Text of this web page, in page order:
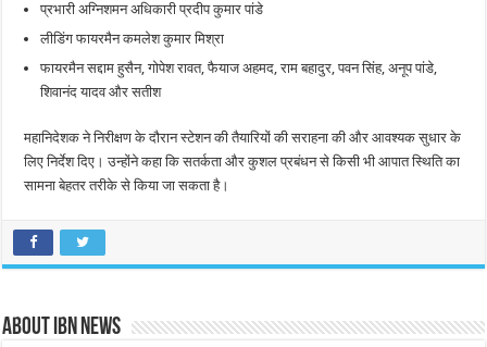
प्रभारी अग्निशमन अधिकारी प्रदीप कुमार पांडे
लीडिंग फायरमैन कमलेश कुमार मिश्रा
फायरमैन सद्दाम हुसैन, गोपेश रावत, फैयाज अहमद, राम बहादुर, पवन सिंह, अनूप पांडे,
शिवानंद यादव और सतीश
महानिदेशक ने निरीक्षण के दौरान स्टेशन की तैयारियों की सराहना की और आवश्यक सुधार के
लिए निर्देश दिए। उन्होंने कहा कि सतर्कता और कुशल प्रबंधन से किसी भी आपात स्थिति का
सामना बेहतर तरीके से किया जा सकता है।
About IBN NEWS